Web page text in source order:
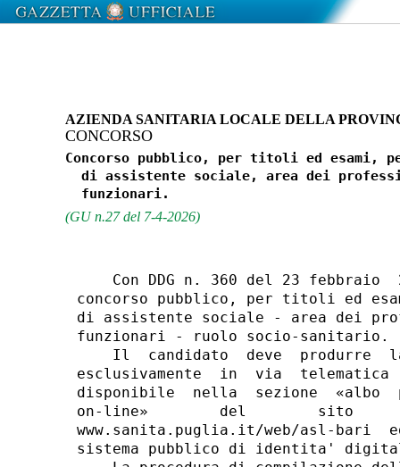
AZIENDA SANITARIA LOCALE DELLA
CONCORSO
Concorso pubblico, per titoli ed esami,
di assistente sociale, area dei
(GU n.27 del 7-4-2026)
Con DDG n. 360 del 23 febbraio
concorso pubblico, per titoli ed
di assistente sociale - area dei
funzionari - ruolo socio-sanitario.
Il  candidato  deve  produrre
esclusivamente  in  via
disponibile  nella  sezione  «albo
on-line»        del        sito
www.sanita.puglia.it/web/asl-
sistema pubblico di identita'